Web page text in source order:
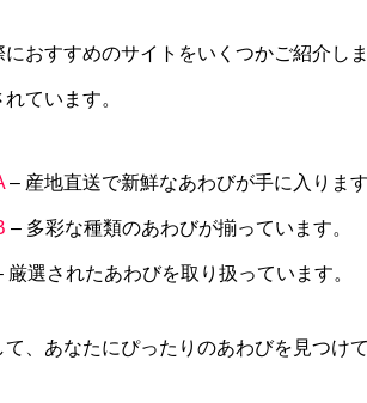
おすすめのサイトをいくつかご紹介し
ています。
– 産地直送で新鮮なあわびが手に入ります
– 多彩な種類のあわびが揃っています。
厳選されたあわびを取り扱っています。
、あなたにぴったりのあわびを見つけ